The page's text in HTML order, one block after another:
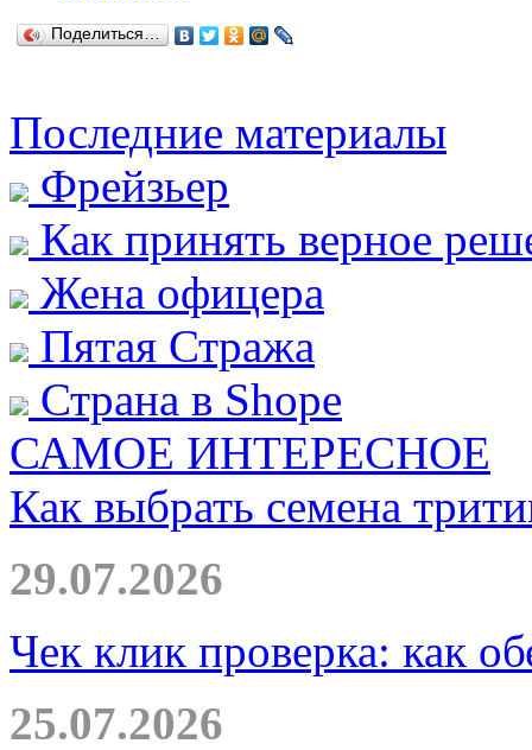
Поделиться…
Последние материалы
Фрейзьер
Как принять верное
Жена офицера
Пятая Стража
Страна в Shope
САМОЕ ИНТЕРЕСНОЕ
Как выбрать семена
29.07.2026
Чек клик проверка: как
25.07.2026